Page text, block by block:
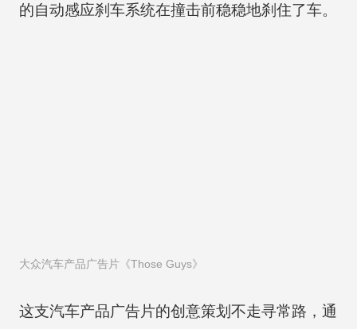
的自动感应刹车系统在撞击前稳稳地刹住了车。
大众汽车产品广告片《Those Guys》
这支汽车产品广告片的创意策划不走寻常路，通